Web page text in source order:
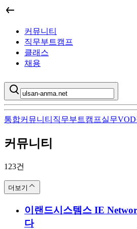
커뮤니티
직무부트캠프
클래스
채용
통합커뮤니티 직무부트캠프실무VOD
ulsan-anma.net
커뮤니티
123건
더보기
이랜드시스템스 IE
다